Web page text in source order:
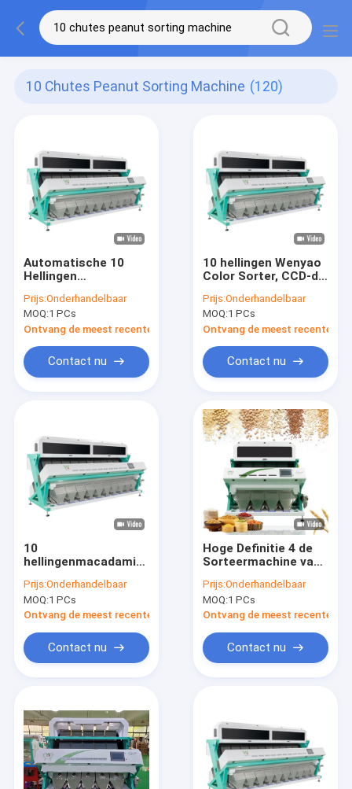
10 Chutes Peanut Sorting Machine (120)
Automatische 10
Hellingen
Sorteermachine met
hoog rendement
Prijs:Onderhandelbaar
MOQ:1 PCs
Ontvang de meest recente Prijs
Contact nu
10 hellingen Wenyao
Color Sorter, CCD-de
de Camerapinda
Prijs:Onderhandelbaar
MOQ:1 PCs
Ontvang de meest recente
Contact nu
10
hellingenmacadamia
Toshiba 5400 CCD-
Sensor
Prijs:Onderhandelbaar
MOQ:1 PCs
Ontvang de meest recente Prijs
Contact nu
Hoge Definitie 4 de
Sorteermachine van
voor Zaadkruid
Prijs:Onderhandelbaar
MOQ:1 PCs
Ontvang de meest recente
Contact nu